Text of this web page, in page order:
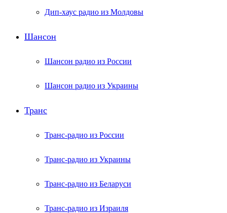
Дип-хаус радио из Молдовы
Шансон
Шансон радио из России
Шансон радио из Украины
Транс
Транс-радио из России
Транс-радио из Украины
Транс-радио из Беларуси
Транс-радио из Израиля